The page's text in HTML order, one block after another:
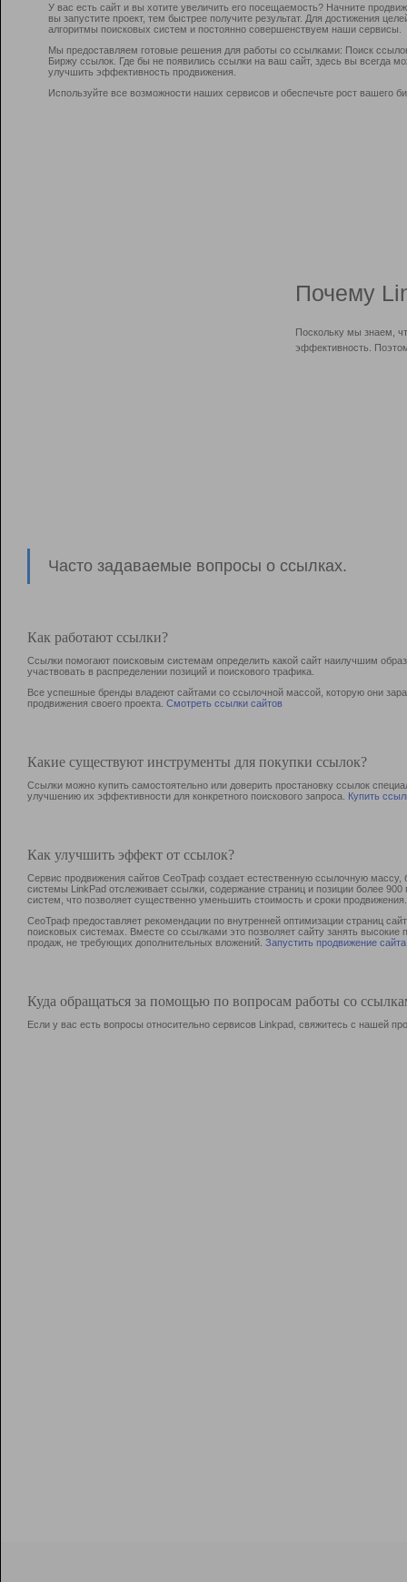
У вас есть сайт и вы хотите увеличить его посещаемость? Начните
вы запустите проект, тем быстрее получите результат. Для достижения
алгоритмы поисковых систем и постоянно совершенствуем наши сервисы.
Мы предоставляем готовые решения для работы со ссылками: Поиск
Биржу ссылок. Где бы не появились ссылки на ваш сайт, здесь вы всегда
улучшить эффективность продвижения.
Используйте все возможности наших сервисов и обеспечьте рост вашего
Почему
Поскольку мы знаем,
эффективность.
Часто задаваемые вопросы о ссылках.
Как работают ссылки?
Ссылки помогают поисковым системам определить какой сайт наилучшим
участвовать в раcпределении позиций и поискового трафика.
Все успешные бренды владеют сайтами со ссылочной массой, которую они
продвижения своего проекта. Смотреть ссылки сайтов
Какие существуют инструменты для покупки ссылок?
Ссылки можно купить самостоятельно или доверить простановку ссылок
улучшению их эффективности для конкретного поискового запроса. Купить
Как улучшить эффект от ссылок?
Сервис продвижения сайтов СеоТраф создает естественную ссылочную
системы LinkPad отслеживает ссылки, содержание страниц и позиции более
систем, что позволяет существенно уменьшить стоимость и сроки продвижения.
СеоТраф предоставляет рекомендации по внутренней оптимизации страниц
поисковых системах. Вместе со ссылками это позволяет сайту занять
продаж, не требующих дополнительных вложений. Запустить продвижение сайта
Куда обращаться за помощью по вопросам работы со
Если у вас есть вопросы относительно сервисов Linkpad, свяжитесь с нашей